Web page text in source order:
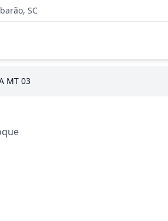
SC
MT 03